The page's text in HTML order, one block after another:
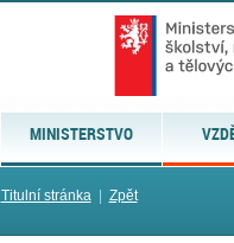
MINISTERSTVO
Titulní stránka| Zpět